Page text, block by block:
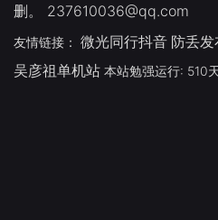
删。 237610036@qq.com
友情链接： 微光同行抖音 防丢
吴彦祖单机站 本站勉强运行: 510